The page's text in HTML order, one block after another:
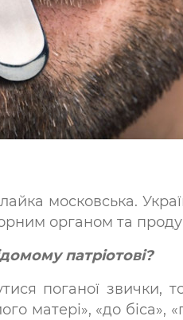
московська.
органом та
патріотові?
поганої звички,
матері», «до біса»,